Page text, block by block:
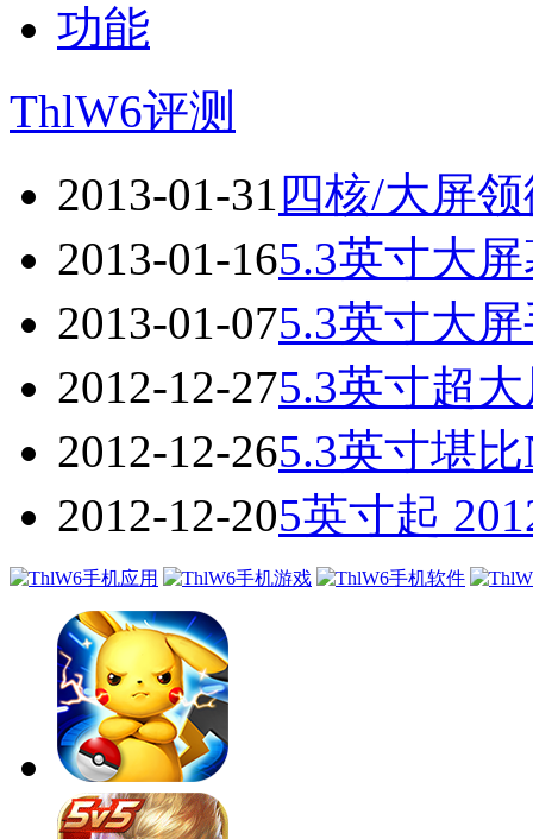
ThlW6评测
2013-01-31 四核/大屏
2013-01-165.3英寸大
2013-01-075.3英寸大
2012-12-275.3英寸超
2012-12-265.3英寸堪
2012-12-205英寸起